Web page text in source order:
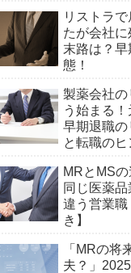
リストラ
たが会社
末路は？
態！
製薬会社の
う始まる
早期退職
と転職のヒ
MRとMSの
同じ医薬
違う営業職
き】
「MRの将
夫？」